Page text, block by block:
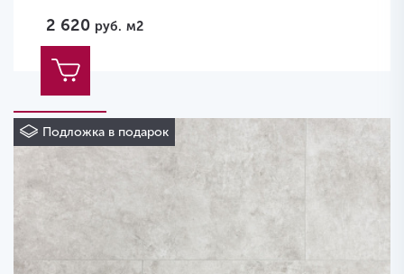
2 620 руб. м2
Подложка в подарок